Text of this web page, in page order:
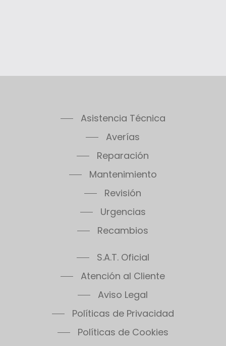
Asistencia Técnica
Averías
Reparación
Mantenimiento
Revisión
Urgencias
Recambios
S.A.T. Oficial
Atención al Cliente
Aviso Legal
Políticas de Privacidad
Políticas de Cookies